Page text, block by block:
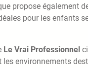
propose également
pour les enfants
Le Vrai Professionnel
les environnements